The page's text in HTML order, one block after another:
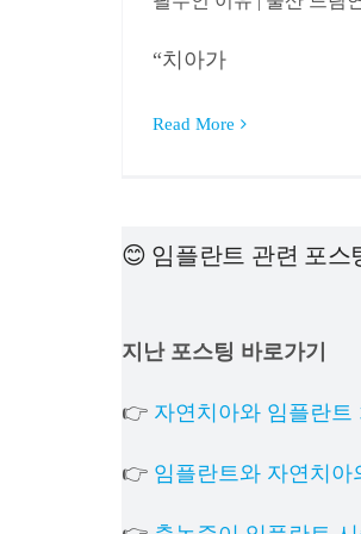
“치아가
Read More
😊 임플란트 관련 포스
지난 포스팅 바로가기
👉 자연치아와 임플란트
👉 임플란트와 자연치